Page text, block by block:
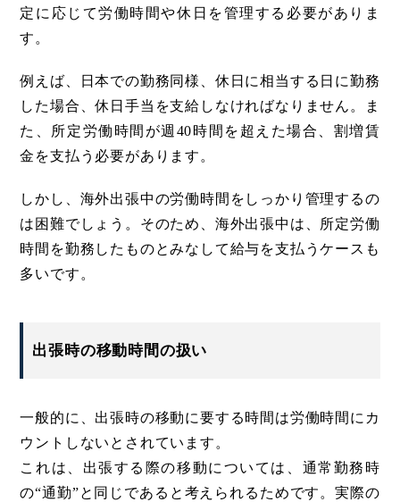
定に応じて労働時間や休日を管理する必要がありま
す。
例えば、日本での勤務同様、休日に相当する日に勤務
した場合、休日手当を支給しなければなりません。ま
た、所定労働時間が週40時間を超えた場合、割増賃
金を支払う必要があります。
しかし、海外出張中の労働時間をしっかり管理するの
は困難でしょう。そのため、海外出張中は、所定労働
時間を勤務したものとみなして給与を支払うケースも
多いです。
出張時の移動時間の扱い
一般的に、出張時の移動に要する時間は労働時間にカ
ウントしないとされています。
これは、出張する際の移動については、通常勤務時
の“通勤”と同じであると考えられるためです。実際の